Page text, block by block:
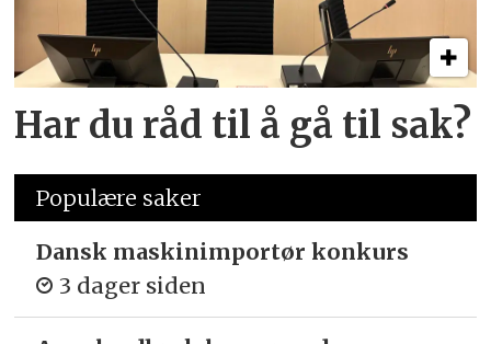
Har du råd til å gå til sak?
Populære saker
Dansk maskinimportør konkurs
3 dager siden